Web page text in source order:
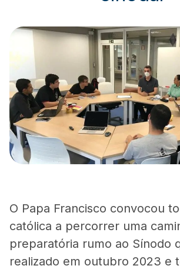
O Papa Francisco convocou
católica a percorrer uma
preparatória rumo ao Sínodo
realizado em outubro 2023 e